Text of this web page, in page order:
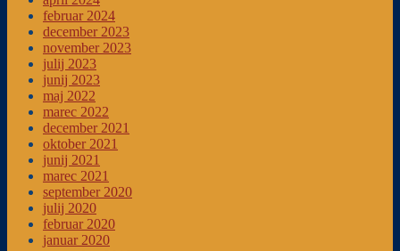
februar 2024
december 2023
november 2023
julij 2023
junij 2023
maj 2022
marec 2022
december 2021
oktober 2021
junij 2021
marec 2021
september 2020
julij 2020
februar 2020
januar 2020